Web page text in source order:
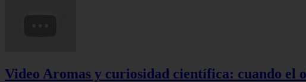
Video Aromas y curiosidad científica: cuando el